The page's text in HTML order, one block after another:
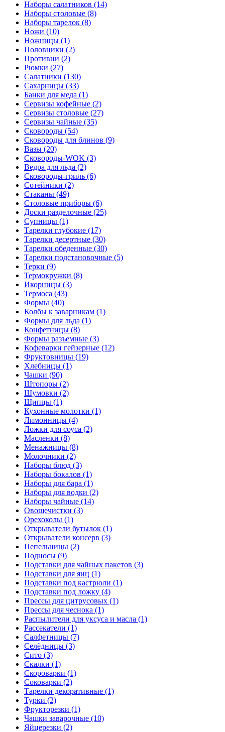
Наборы салатников (14)
Наборы столовые (8)
Наборы тарелок (8)
Ножи (10)
Ножницы (1)
Половники (2)
Противни (2)
Рюмки (27)
Салатники (130)
Сахарницы (33)
Банки для меда (1)
Сервизы кофейные (2)
Сервизы столовые (27)
Сервизы чайные (35)
Сковороды (54)
Сковороды для блинов (9)
Вазы (20)
Сковороды-WOK (3)
Ведра для льда (2)
Сковороды-гриль (6)
Сотейники (2)
Стаканы (49)
Столовые приборы (6)
Доски разделочные (25)
Супницы (1)
Тарелки глубокие (17)
Тарелки десертные (30)
Тарелки обеденные (30)
Тарелки подстановочные (5)
Терки (9)
Термокружки (8)
Икорницы (3)
Термоса (43)
Формы (40)
Колбы к заварникам (1)
Формы для льда (1)
Конфетницы (8)
Формы разъемные (3)
Кофеварки гейзерные (12)
Фруктовницы (19)
Хлебницы (1)
Чашки (90)
Штопоры (2)
Шумовки (2)
Щипцы (1)
Кухонные молотки (1)
Лимонницы (4)
Ложки для соуса (2)
Масленки (8)
Менажницы (8)
Молочники (2)
Наборы блюд (3)
Наборы бокалов (1)
Наборы для бара (1)
Наборы для водки (2)
Наборы чайные (14)
Овощечистки (3)
Орехоколы (1)
Открыватели бутылок (1)
Открыватели консерв (3)
Пепельницы (2)
Подносы (9)
Подставки для чайных пакетов (3)
Подставки для яиц (1)
Подставки под кастрюли (1)
Подставки под ложку (4)
Прессы для цитрусовых (1)
Прессы для чеснока (1)
Распылители для уксуса и масла (1)
Рассекатели (1)
Салфетницы (7)
Селёдницы (3)
Сито (3)
Скалки (1)
Скороварки (1)
Соковарки (2)
Тарелки декоративные (1)
Турки (2)
Фрукторезки (1)
Чашки заварочные (10)
Яйцерезки (2)